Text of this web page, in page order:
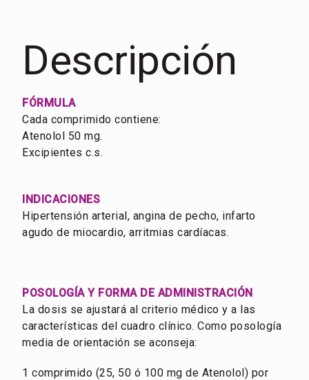
Descripción
FÓRMULA
Cada comprimido contiene:
Atenolol 50 mg.
Excipientes c.s.
INDICACIONES
Hipertensión arterial, angina de pecho, infarto
agudo de miocardio, arritmias cardíacas.
POSOLOGÍA Y FORMA DE ADMINISTRACIÓN
La dosis se ajustará al criterio médico y a las
características del cuadro clínico. Como posología
media de orientación se aconseja:
1 comprimido (25, 50 ó 100 mg de Atenolol) por